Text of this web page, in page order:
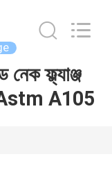
ফ্ল্যাঞ্জ
A105